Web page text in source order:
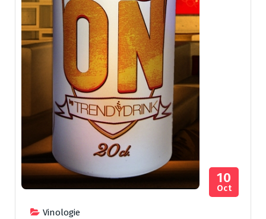
Vinologie
10
Oct